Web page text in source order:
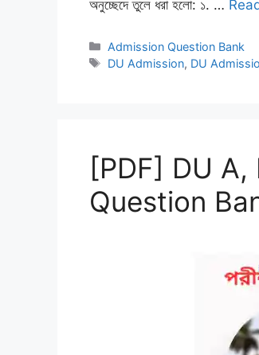
অনুচ্ছেদে তুলে ধরা হলো: ১. …
Categories
Admission Question Bank
Tags
DU Admission, DU
[PDF] DU
Question